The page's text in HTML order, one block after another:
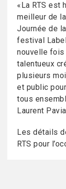
«La RTS est
meilleur de
Journée de
festival
nouvelle fois
talentueux
plusieurs
et public
tous
Laurent
Les détails
RTS pour